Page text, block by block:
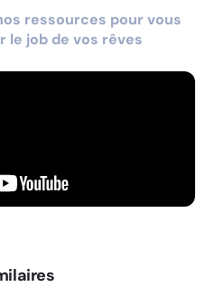
ressources pour vous
le job de vos rêves